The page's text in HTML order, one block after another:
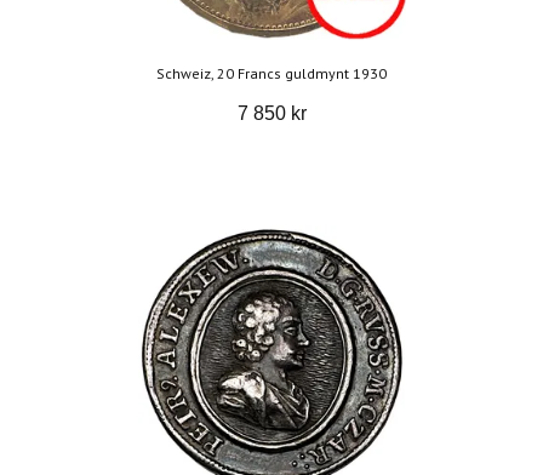
Schweiz, 20 Francs guldmynt 1930
7 850 kr